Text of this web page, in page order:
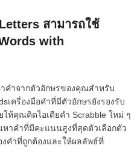
สามารถใช้
with
คำจากตัวอักษรของคุณสำหรับ
เครื่องมือคำที่มีตัวอักษรยังรองรับ
ห้คุณคิดไอเดียคำ Scrabble ใหม่ ๆ
หาคำที่มีคะแนนสูงที่สุดตัวเลือกตัว
คำที่ถูกต้องและให้ผลลัพธ์ที่